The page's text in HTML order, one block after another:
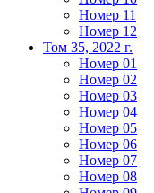
Номер 11
Номер 12
Том 35, 2022 г.
Номер 01
Номер 02
Номер 03
Номер 04
Номер 05
Номер 06
Номер 07
Номер 08